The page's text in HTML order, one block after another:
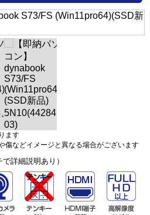
ます
傷などイメージと異なる場合がございます
詳細説明あり）